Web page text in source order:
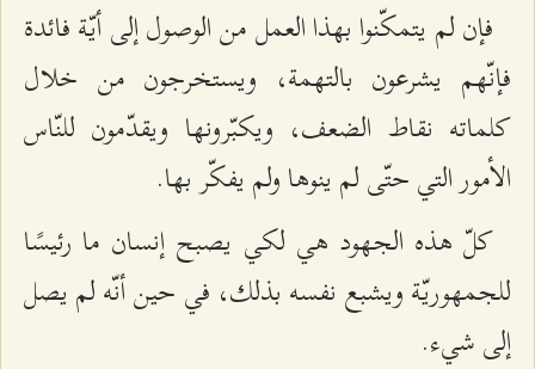
فإن لم يتمكّنوا بهذا العمل من الوصول إلى أيّة فائدة
فإنّهم يشرعون بالتهمة، ويستخرجون من خلال
كلماته نقاط الضعف، ويكبّرونها ويقدّمون للنّاس
الأمور التي حتّى لم ينوها ولم يفكّر بها.
كلّ هذه الجهود هي لكي يصبح إنسان ما رئیسًا
للجمهوريّة ويشبع نفسه بذلك، في حين أنّه لم يصل
إلى شيء.